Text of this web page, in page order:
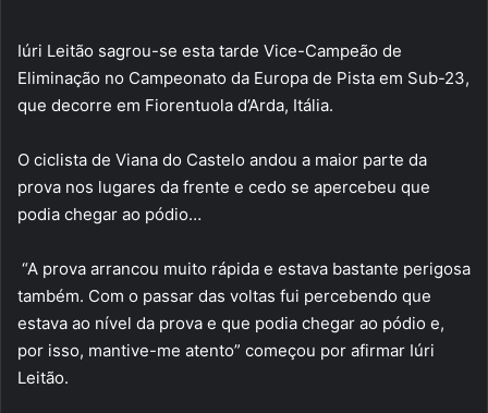
Iúri Leitão sagrou-se esta tarde Vice-Campeão de
Eliminação no Campeonato da Europa de Pista em Sub-23,
que decorre em Fiorentuola d’Arda, Itália.
O ciclista de Viana do Castelo andou a maior parte da
prova nos lugares da frente e cedo se apercebeu que
podia chegar ao pódio…
“A prova arrancou muito rápida e estava bastante perigosa
também. Com o passar das voltas fui percebendo que
estava ao nível da prova e que podia chegar ao pódio e,
por isso, mantive-me atento” começou por afirmar Iúri
Leitão.